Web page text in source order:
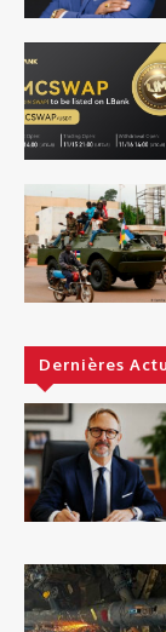
Dernières